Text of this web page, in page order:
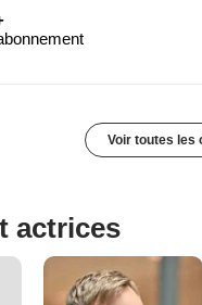
Voir toutes les
actrices